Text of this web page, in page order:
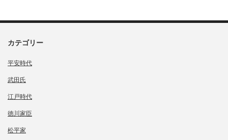
カテゴリー
平安時代
武田氏
江戸時代
徳川家臣
松平家